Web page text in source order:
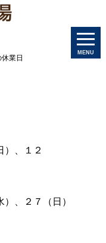
MENU
業日
）、１２
、２７（日）